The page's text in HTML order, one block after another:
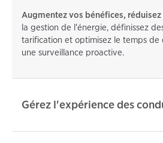
Augmentez vos bénéfices, réduisez
la gestion de l'énergie, définissez
tarification et optimisez le temps de
une surveillance proactive.
Gérez l'expérience des